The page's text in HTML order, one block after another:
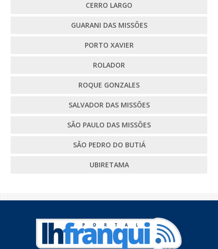
CERRO LARGO
GUARANI DAS MISSÕES
PORTO XAVIER
ROLADOR
ROQUE GONZALES
SALVADOR DAS MISSÕES
SÃO PAULO DAS MISSÕES
SÃO PEDRO DO BUTIÁ
UBIRETAMA